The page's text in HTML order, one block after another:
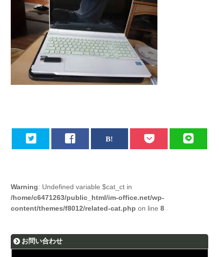
Warning: Undefined variable $cat_ct in
/home/c6471263/public_html/im-office.net/wp-
content/themes/f8012/related-cat.php on line8
お問い合わせ